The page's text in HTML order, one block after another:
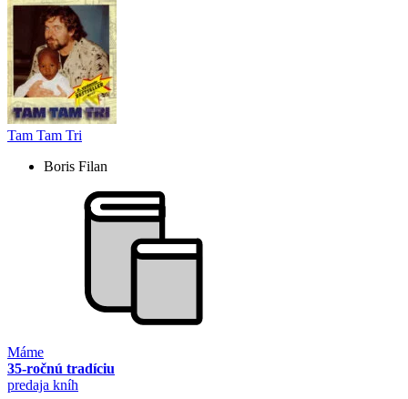
Tam Tam Tri
Boris Filan
Máme
35-ročnú tradíciu
predaja kníh